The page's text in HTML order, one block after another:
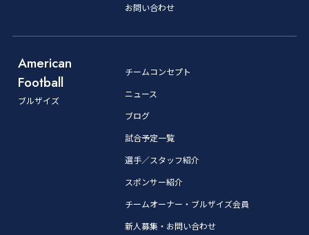
お問い合わせ
American
Football
ブルザイズ
チームコンセプト
ニュース
ブログ
試合予定一覧
選手／スタッフ紹介
スポンサー紹介
チームオーナー・ブルザイズ会員
新人募集・お問い合わせ